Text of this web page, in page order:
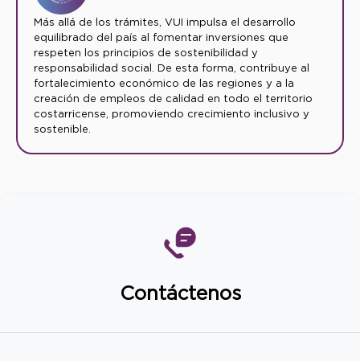
Más allá de los trámites, VUI impulsa el desarrollo
equilibrado del país al fomentar inversiones que
respeten los principios de sostenibilidad y
responsabilidad social. De esta forma, contribuye al
fortalecimiento económico de las regiones y a la
creación de empleos de calidad en todo el territorio
costarricense, promoviendo crecimiento inclusivo y
sostenible.
Contáctenos